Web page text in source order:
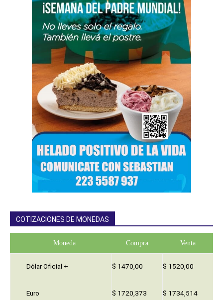
COTIZACIONES DE MONEDAS
Moneda Compra Venta
Dólar Oficial + $ 1470,00 $ 1520,00
Euro $ 1720,373 $ 1734,514